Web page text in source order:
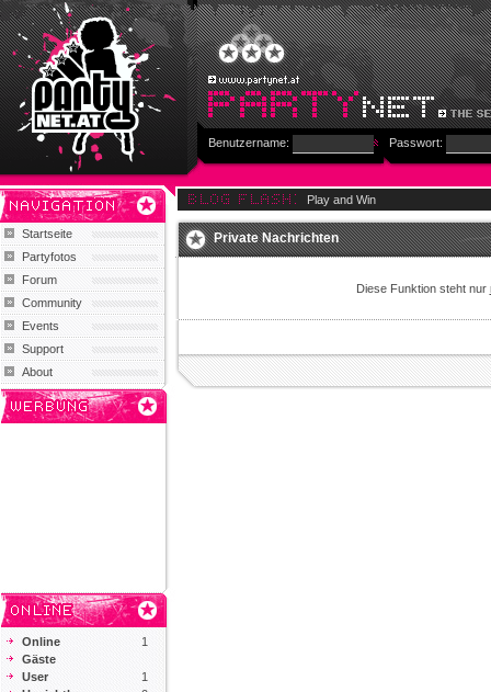
Benutzername: Passwort:
Startseite
Partyfotos
Forum
Community
Events
Support
About
Online
1
Gäste
User
1
Play and Win
Private Nachrichten
Diese Funktion steht nur